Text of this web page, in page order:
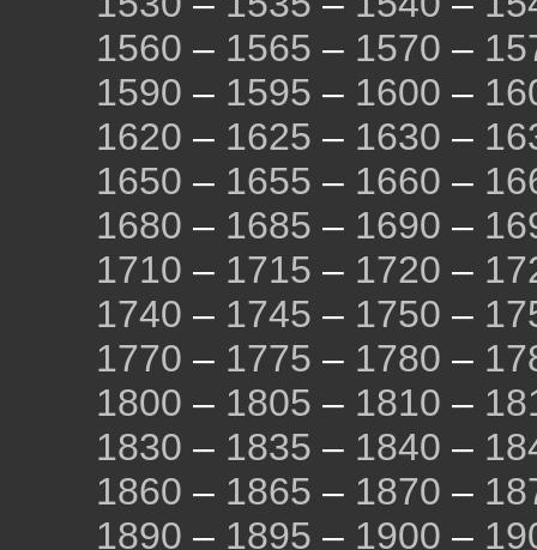
1560 – 1565 – 1570 –
1590 – 1595 – 1600 –
1620 – 1625 – 1630 –
1650 – 1655 – 1660 –
1680 – 1685 – 1690 –
1710 – 1715 – 1720 –
1740 – 1745 – 1750 –
1770 – 1775 – 1780 –
1800 – 1805 – 1810 –
1830 – 1835 – 1840 –
1860 – 1865 – 1870 –
1890 – 1895 – 1900 –